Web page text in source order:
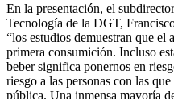
En la presentación, el
Tecnología de la DGT,
“los estudios demuestran que el
primera consumición. Incluso
beber significa ponernos en
riesgo a las personas con las
pública. Una inmensa mayoría